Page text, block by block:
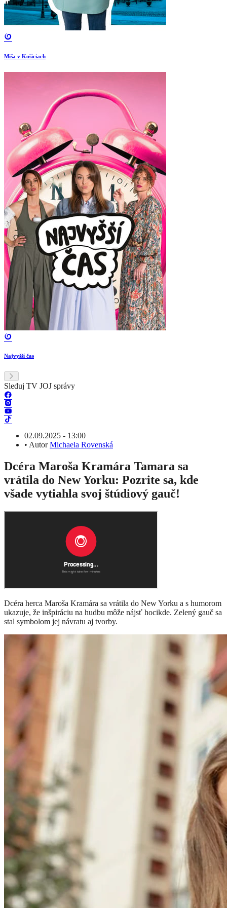
Miša v Košiciach
Najvyšší čas
Sleduj TV JOJ správy
02.09.2025 - 13:00
• AutorMichaela Rovenská
Dcéra Maroša Kramára Tamara sa
vrátila do New Yorku: Pozrite sa, kde
všade vytiahla svoj štúdiový gauč!
Dcéra herca Maroša Kramára sa vrátila do New Yorku a s humorom
ukazuje, že inšpiráciu na hudbu môže nájsť hocikde. Zelený gauč sa
stal symbolom jej návratu aj tvorby.